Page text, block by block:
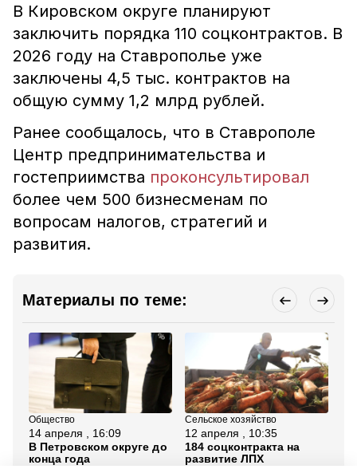
В Кировском округе планируют
заключить порядка 110 соцконтрактов. В
2026 году на Ставрополье уже
заключены 4,5 тыс. контрактов на
общую сумму 1,2 млрд рублей.
Ранее сообщалось, что в Ставрополе
Центр предпринимательства и
гостеприимства проконсультировал
более чем 500 бизнесменам по
вопросам налогов, стратегий и
развития.
Материалы по теме:
Общество
14 апреля , 16:09
В Петровском округе до
конца года
Сельское хозяйство
12 апреля , 10:35
184 соцконтракта на
развитие ЛПХ